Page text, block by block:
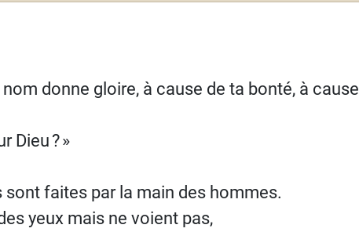
donne gloire, à cause de ta bonté, à cause
Dieu?»
sont faites par la main des hommes.
yeux mais ne voient pas,